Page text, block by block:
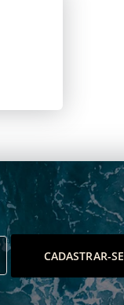
CADASTRAR-SE